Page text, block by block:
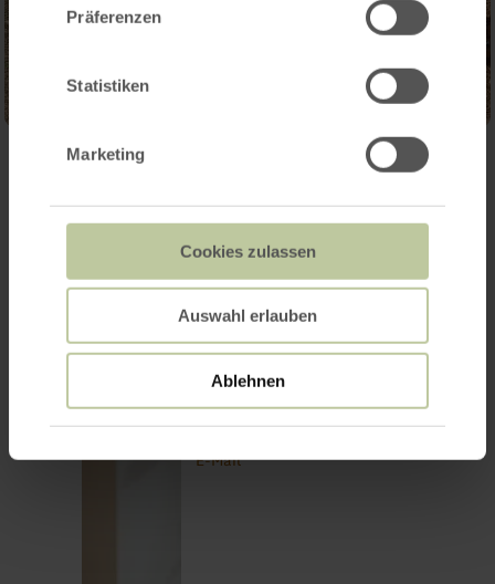
Präferenzen
Statistiken
Marketing
Cookies zulassen
Auswahl erlauben
Ablehnen
Kontakt
Elvira Weimer
Presse
Touristik GmbH Gerolsteiner
Land
E-Mail